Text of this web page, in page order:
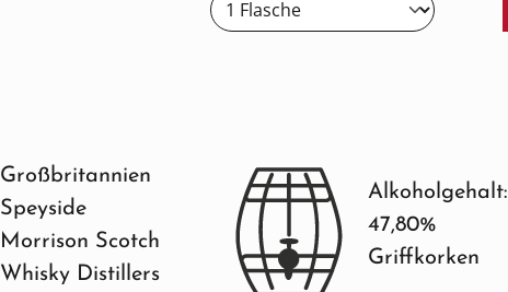
Großbritannien
Speyside
Morrison Scotch
Whisky Distillers
Alkoholgehalt:
47,80%
Griffkorken